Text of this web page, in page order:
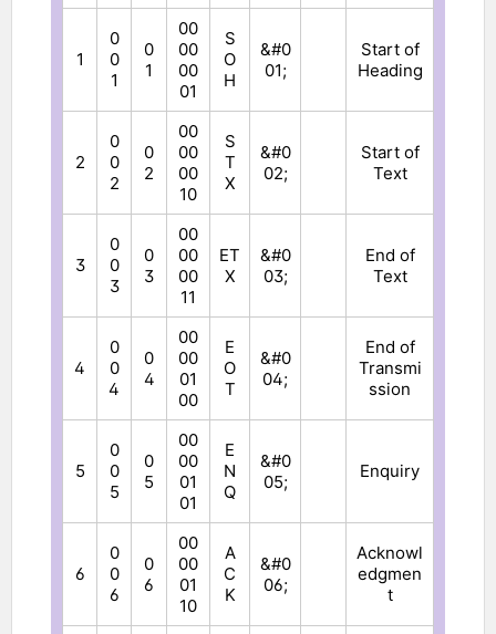
1
0
0
1
0
1
00
00
00
01
S
O
H
&#0
01;
Start of
Heading
2
0
0
2
0
2
00
00
00
10
S
T
X
&#0
02;
Start of
Text
3
0
0
3
0
3
00
00
00
11
ET
X
&#0
03;
End of
Text
4
0
0
4
0
4
00
00
01
00
E
O
T
&#0
04;
End of
Transmi
ssion
5
0
0
5
0
5
00
00
01
01
E
N
Q
&#0
05;
Enquiry
6
0
0
6
0
6
00
00
01
10
A
C
K
&#0
06;
Acknowl
edgmen
t